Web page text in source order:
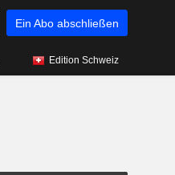
Ein Abo abschließen
Edition Schweiz